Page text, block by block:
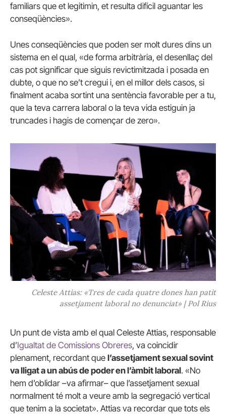
familiars que et legitimin, et resulta difícil aguantar les
conseqüències».
Unes conseqüències que poden ser molt dures dins un
sistema en el qual, «de forma arbitrària, el desenllaç del
cas pot significar que siguis revictimitzada i posada en
dubte, o que no se’t cregui i, en el millor dels casos, si
finalment acaba sortint una sentència favorable per a tu,
que la teva carrera laboral o la teva vida estiguin ja
truncades i hagis de començar de zero».
Celeste Attias: «Tres de cada quatre dones han patit
assetjament laboral no denunciat» | Pol Rius
Un punt de vista amb el qual Celeste Attias, responsable
d’Igualtat de Comissions Obreres, va coincidir
plenament, recordant que l’assetjament sexual sovint
va lligat a un abús de poder en l’àmbit laboral. «No
hem d’oblidar –va afirmar– que l’assetjament sexual
normalment té molt a veure amb la segregació vertical
que tenim a la societat». Attias va recordar que tots els